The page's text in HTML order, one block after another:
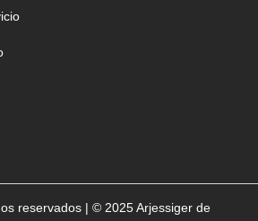
reservados | © 2025 Arjessiger de